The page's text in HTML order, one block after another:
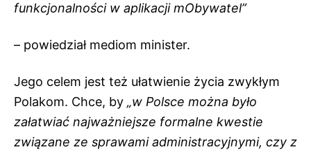
funkcjonalności w aplikacji mObywatel”
– powiedział mediom minister.
Jego celem jest też ułatwienie życia zwykłym
Polakom. Chce, by „w Polsce można było
załatwiać najważniejsze formalne kwestie
związane ze sprawami administracyjnymi, czy z